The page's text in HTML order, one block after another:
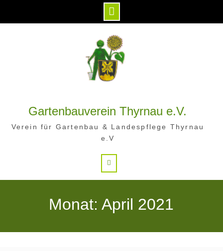
Gartenbauverein Thyrnau e.V.
Verein für Gartenbau & Landespflege Thyrnau
e.V
Search
Monat: April 2021